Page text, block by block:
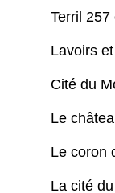
Terril
Lavoirs
Cité du
Le
Le coron
La cité